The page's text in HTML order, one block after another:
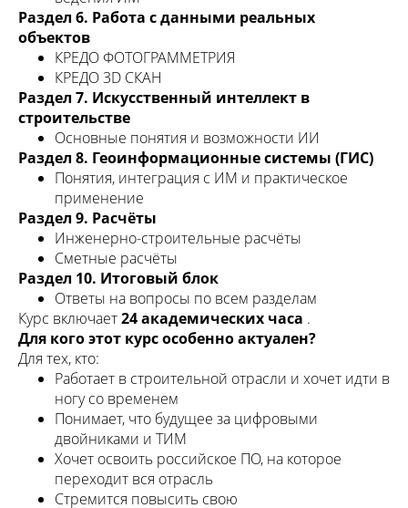
Раздел 6. Работа с данными реальных
объектов
КРЕДО ФОТОГРАММЕТРИЯ
КРЕДО 3D СКАН
Раздел 7. Искусственный интеллект в
строительстве
Основные понятия и возможности ИИ
Раздел 8. Геоинформационные системы (ГИС)
Понятия, интеграция с ИМ и практическое
применение
Раздел 9. Расчёты
Инженерно-строительные расчёты
Сметные расчёты
Раздел 10. Итоговый блок
Ответы на вопросы по всем разделам
Курс включает24 академических часа .
Для кого этот курс особенно актуален?
Для тех, кто:
Работает в строительной отрасли и хочет идти в
ногу со временем
Понимает, что будущее за цифровыми
двойниками и ТИМ
Хочет освоить российское ПО, на которое
переходит вся отрасль
Стремится повысить свою